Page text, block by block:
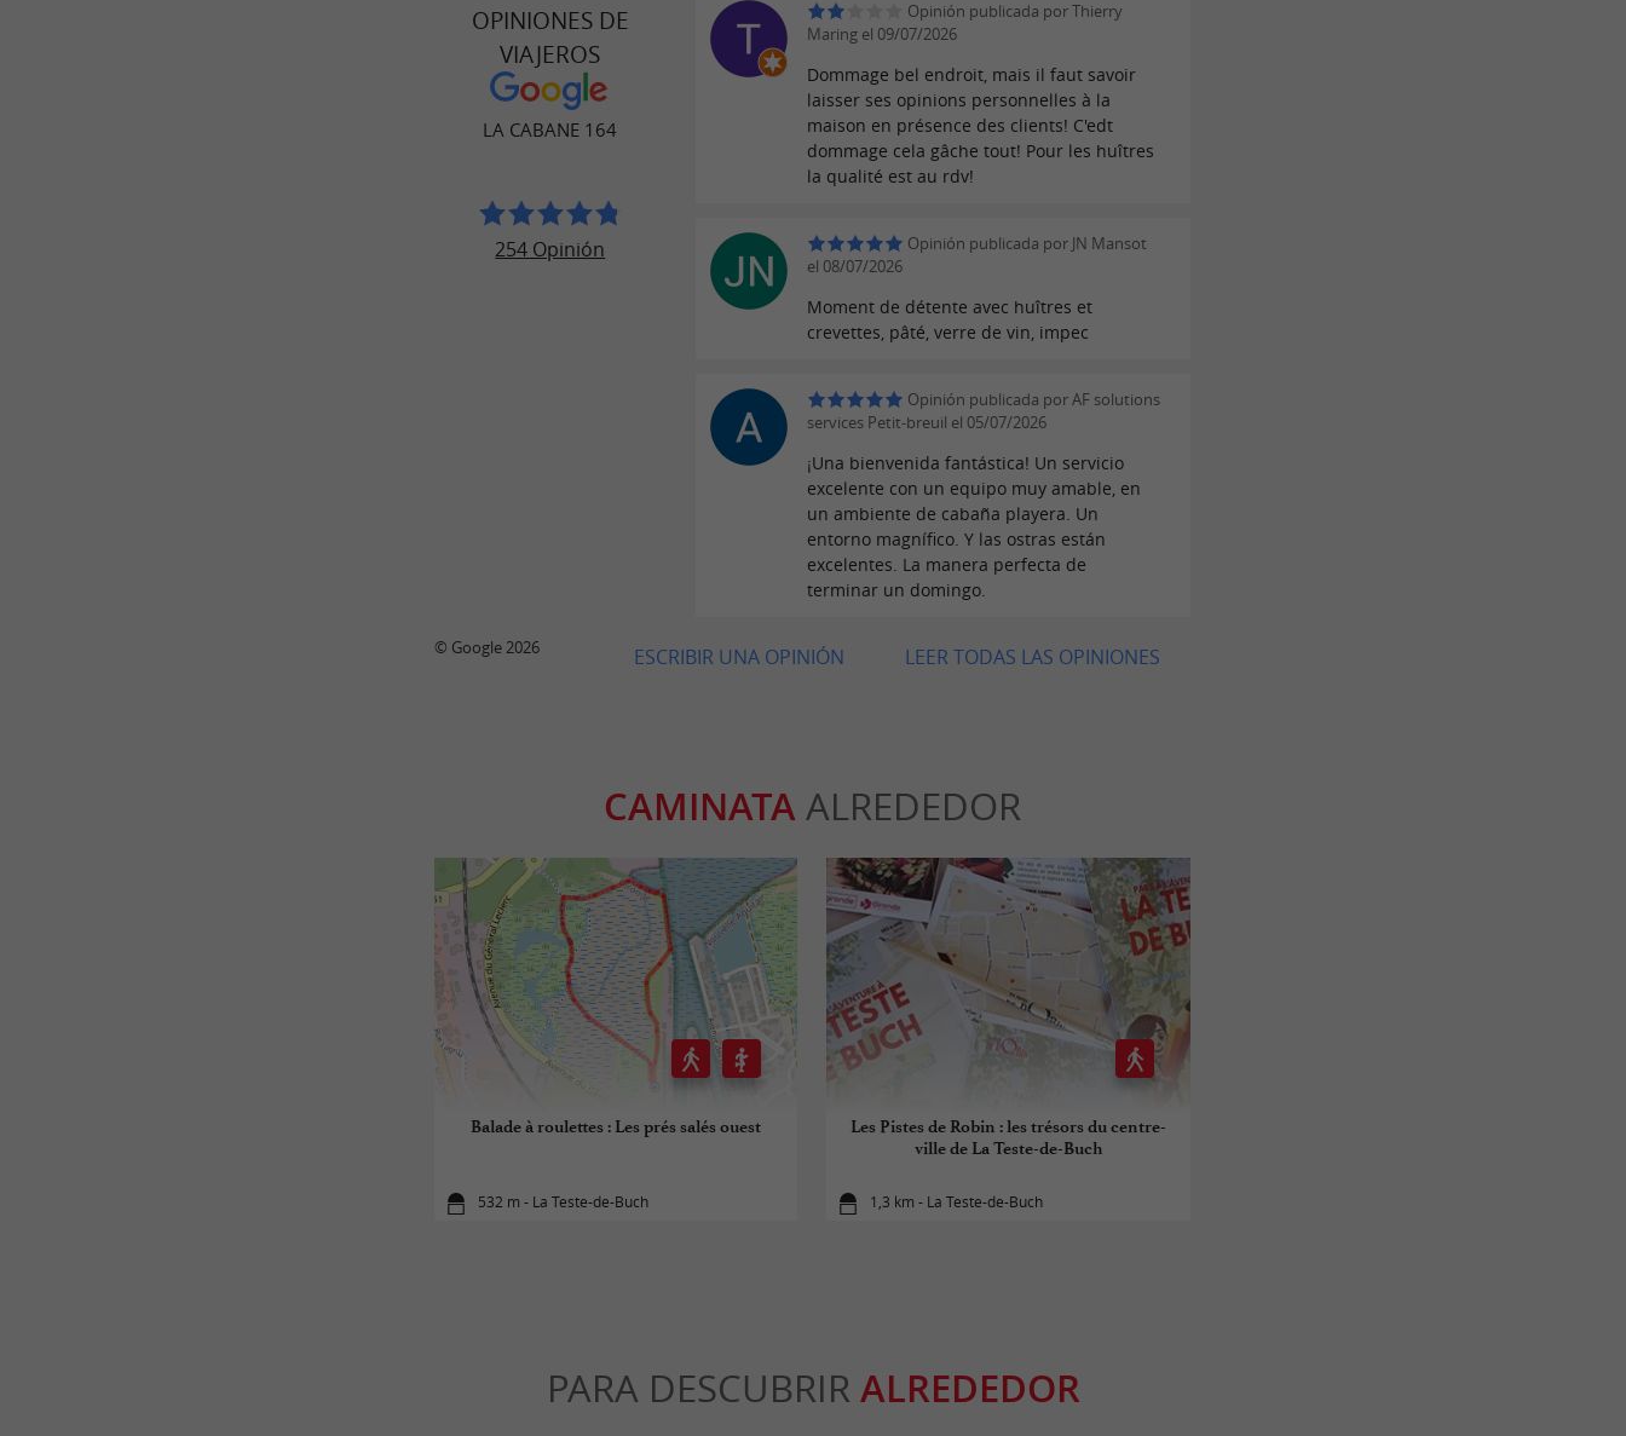
OPINIONES DE
VIAJEROS
LA CABANE 164
254 Opinión
Opinión publicada por Thierry
Maring el 09/07/2026
Dommage bel endroit, mais il faut savoir
laisser ses opinions personnelles à la
maison en présence des clients! C'edt
dommage cela gâche tout! Pour les huîtres
la qualité est au rdv!
Opinión publicada por JN Mansot
el 08/07/2026
Moment de détente avec huîtres et
crevettes, pâté, verre de vin, impec
Opinión publicada por AF solutions
services Petit-breuil el 05/07/2026
¡Una bienvenida fantástica! Un servicio
excelente con un equipo muy amable, en
un ambiente de cabaña playera. Un
entorno magnífico. Y las ostras están
excelentes. La manera perfecta de
terminar un domingo.
LEER TODAS LAS OPINIONES
ESCRIBIR UNA OPINIÓN
© Google 2026
CAMINATAALREDEDOR
Balade à roulettes : Les prés salés ouest
532 m - La Teste-de-Buch
Les Pistes de Robin : les trésors du centre-
ville de La Teste-de-Buch
1,3 km - La Teste-de-Buch
PARA DESCUBRIR ALREDEDOR